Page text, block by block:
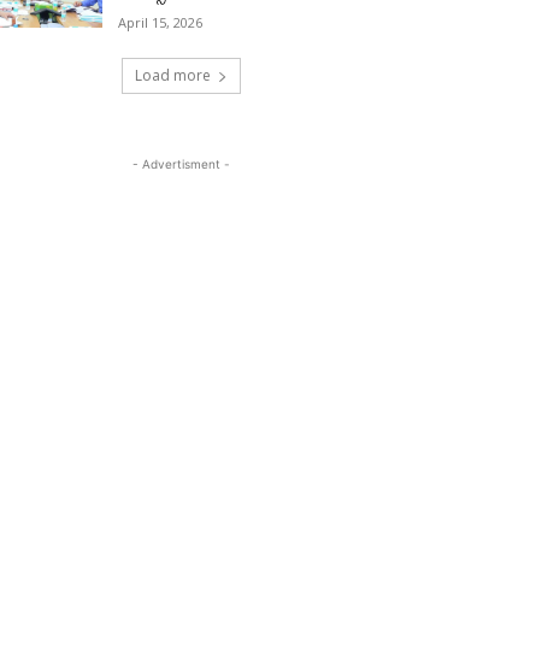
April 15, 2026
Load more
- Advertisment -